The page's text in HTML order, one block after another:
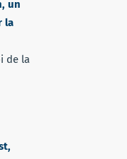
un
la
de la